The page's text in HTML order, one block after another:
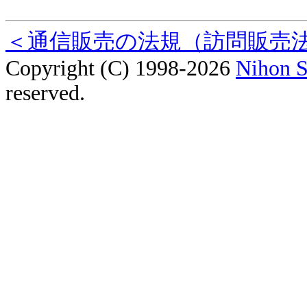
＜通信販売の法規（訪問販売
Copyright (C) 1998-2026 Nihon
reserved.